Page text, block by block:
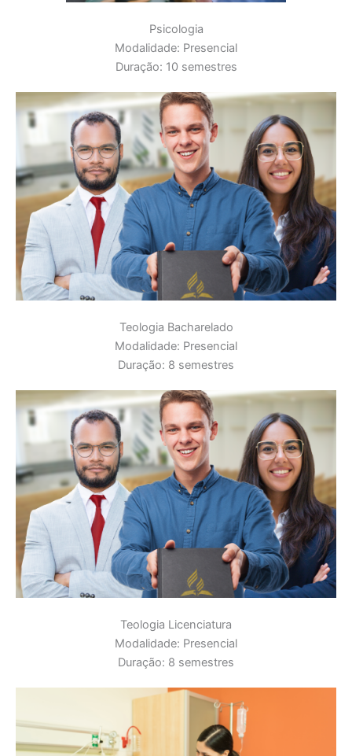
Psicologia
Modalidade: Presencial
Duração: 10 semestres
Teologia Bacharelado
Modalidade: Presencial
Duração: 8 semestres
Teologia Licenciatura
Modalidade: Presencial
Duração: 8 semestres